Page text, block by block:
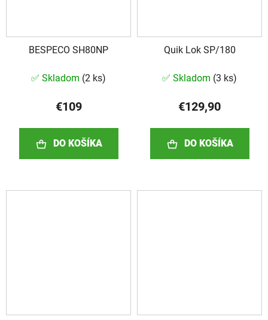
BESPECO SH80NP
✅ Skladom (2 ks)
€109
DO KOŠÍKA
Quik Lok SP/180
✅ Skladom (3 ks)
€129,90
DO KOŠÍKA